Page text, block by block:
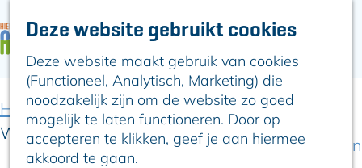
Deze website gebruikt cookies
Deze website maakt gebruik van cookies
(Functioneel, Analytisch, Marketing) die
noodzakelijk zijn om de website zo goed
mogelijk te laten functioneren. Door op
accepteren te klikken, geef je aan hiermee
akkoord te gaan.
n
a
a
ARTIKELEN
Hier is Boskoop
Lekker Lokaal
Ontdek het
Erfgoed
Natuurlijk genieten
Home Uit-agenda
Uit-agenda overzicht
Wensconcert Kleur